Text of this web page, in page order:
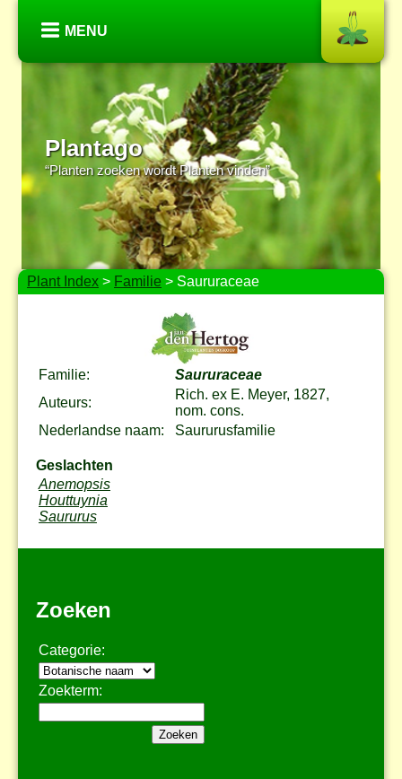
MENU
Plantago
“Planten zoeken wordt Planten vinden”
Plant Index > Familie > Saururaceae
Familie:
Saururaceae
Auteurs:
Rich. ex E. Meyer, 1827,
nom. cons.
Nederlandse naam:
Saururusfamilie
Geslachten
Anemopsis
Houttuynia
Saururus
Zoeken
Categorie:
Zoekterm: